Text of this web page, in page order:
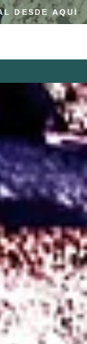
DESDE AQUÍ